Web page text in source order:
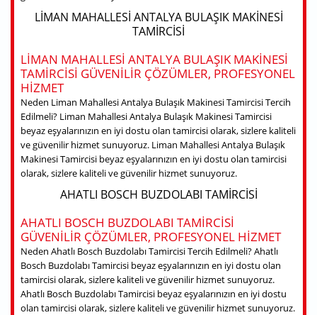
LIMAN MAHALLESI ANTALYA BULAŞIK MAKINESI
TAMIRCISI
LIMAN MAHALLESI ANTALYA BULAŞIK MAKINESI
TAMIRCISI GÜVENILIR ÇÖZÜMLER, PROFESYONEL
HIZMET
Neden Liman Mahallesi Antalya Bulaşık Makinesi Tamircisi Tercih
Edilmeli? Liman Mahallesi Antalya Bulaşık Makinesi Tamircisi
beyaz eşyalarınızın en iyi dostu olan tamircisi olarak, sizlere kaliteli
ve güvenilir hizmet sunuyoruz. Liman Mahallesi Antalya Bulaşık
Makinesi Tamircisi beyaz eşyalarınızın en iyi dostu olan tamircisi
olarak, sizlere kaliteli ve güvenilir hizmet sunuyoruz.
AHATLI BOSCH BUZDOLABI TAMIRCISI
AHATLI BOSCH BUZDOLABI TAMIRCISI
GÜVENILIR ÇÖZÜMLER, PROFESYONEL HIZMET
Neden Ahatlı Bosch Buzdolabı Tamircisi Tercih Edilmeli? Ahatlı
Bosch Buzdolabı Tamircisi beyaz eşyalarınızın en iyi dostu olan
tamircisi olarak, sizlere kaliteli ve güvenilir hizmet sunuyoruz.
Ahatlı Bosch Buzdolabı Tamircisi beyaz eşyalarınızın en iyi dostu
olan tamircisi olarak, sizlere kaliteli ve güvenilir hizmet sunuyoruz.